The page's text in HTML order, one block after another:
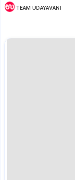
TEAM UDAYAVANI